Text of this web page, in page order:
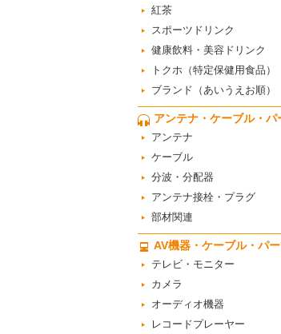
紅茶
スポーツドリンク
健康飲料・美容ドリンク
トクホ（特定保健用食品）
ブランド（あいうえお順）
アンテナ・ケーブル・パ
アンテナ
ケーブル
分波・分配器
アンテナ接栓・プラグ
部材関連
AV機器・ケーブル・パ
テレビ・モニター
カメラ
オーディオ機器
レコードプレーヤー